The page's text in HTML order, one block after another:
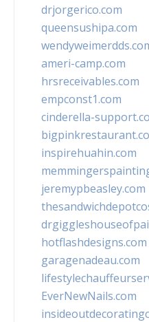
drjorgerico.com
queensushipa.com
ameri-camp.com
hrsreceivables.com
empconst1.com
cinderella-
inspirehuahin.com
jeremypbeasley.com
hotflashdesigns.com
garagenadeau.com
EverNewNails.com